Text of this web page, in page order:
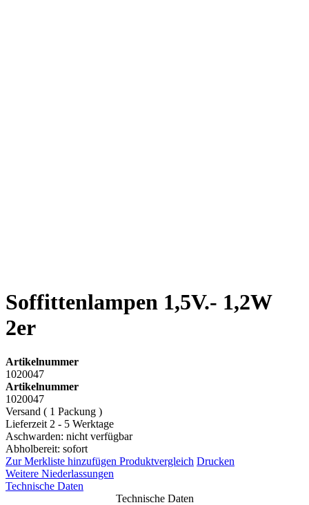
Soffittenlampen 1,5V.- 1,2W
2er
Artikelnummer
1020047
Artikelnummer
1020047
Versand ( 1 Packung )
Lieferzeit 2 - 5 Werktage
Aschwarden: nicht verfügbar
Abholbereit: sofort
Zur Merkliste hinzufügen Produktvergleich Drucken
Weitere Niederlassungen
Technische Daten
Technische Daten